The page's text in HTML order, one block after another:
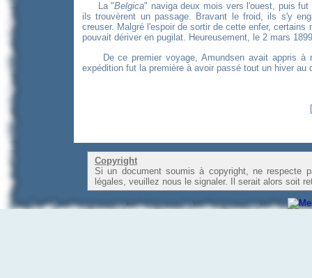
La "Belgica" naviga deux mois vers l'ouest, puis fut
ils trouvèrent un passage. Bravant le froid, ils s'y
creuser. Malgré l'espoir de sortir de cette enfer,
pouvait dériver en pugilat. Heureusement, le 2 mars
De ce premier voyage, Amundsen avait appris à
expédition fut la première à avoir passé tout un hiver au
[
Copyright
Si un document soumis à copyright, ne respecte
légales, veuillez nous le signaler. Il serait alors soit